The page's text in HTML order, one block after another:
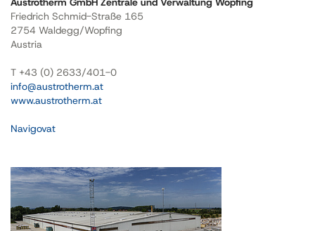
Friedrich Schmid-Straße 165
2754 Waldegg/Wopfing
Austria
T +43 (0) 2633/401-0
info@austrotherm.at
www.austrotherm.at
Navigovat